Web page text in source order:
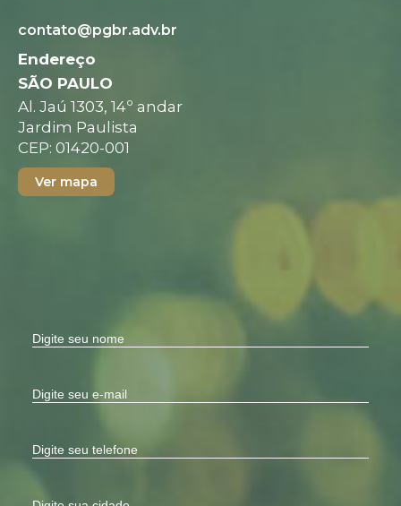
contato@pgbr.adv.br
Endereço
SÃO PAULO
Al. Jaú 1303, 14º andar
Jardim Paulista
CEP: 01420-001
Ver mapa